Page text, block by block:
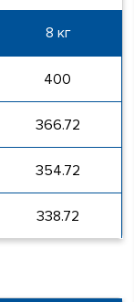
8 кг
400
366.72
354.72
338.72